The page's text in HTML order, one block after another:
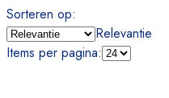
Sorteren op:
Relevantie
Items per pagina: